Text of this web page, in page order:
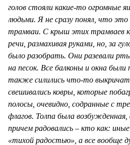
голов стояли какие-то огромные
людьми. Я не сразу понял, что
трамваи. С крыш этих трамваев
речи, размахивая руками, но, за
было разобрать. Они разевали
на песок. Все балконы и окна
также силились что-то
свешивались ковры, которые
полосы, очевидно, содранные с
флагов. Толпа была
причем радовались – кто как: иные
«тихой радостью», а все вообще